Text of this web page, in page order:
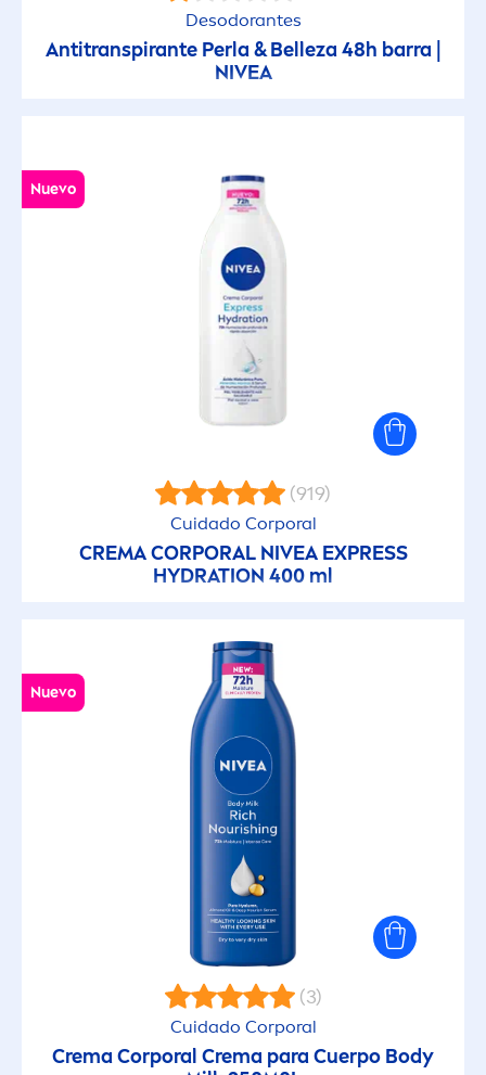
Reparadora Intensiva
FILTROS SELECCIONADOS
Desodorantes
Antitranspirante Perla & Belleza 48h barra |
NIVEA
Nuevo
(919)
Cuidado Corporal
CREMA CORPORAL NIVEAEXPRESS
HYDRATION 400 ml
Nuevo
(3)
Cuidado Corporal
Crema Corporal Crema para Cuerpo Body